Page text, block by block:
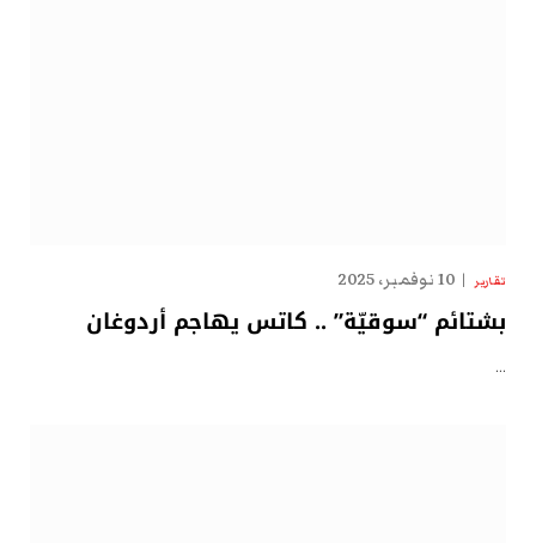
تقارير 10 نوفمبر، 2025
بشتائم “سوقيّة” .. كاتس يهاجم أردوغان
…